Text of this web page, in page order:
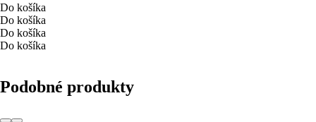
Do košíka
Do košíka
Do košíka
Do košíka
Podobné produkty